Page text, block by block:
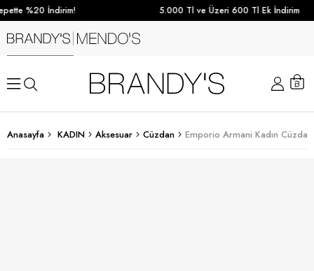
%20 İndirim! 5.000 Tl ve Üzeri 600 Tl Ek İndirim
Anasayfa KADIN Aksesuar Cüzdan Emporio Armani Kadın